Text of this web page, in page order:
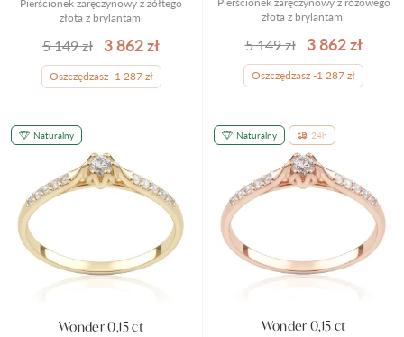
Pierścionek zaręczynowy z żółtego
złota z brylantami
5 149 zł 3 862 zł
Oszczędzasz -1 287 zł
złota z brylantami
5 149 zł 3 862 zł
Oszczędzasz -1 287 zł
Naturalny
Wonder 0,15 ct
Naturalny 24h
Wonder 0,15 ct